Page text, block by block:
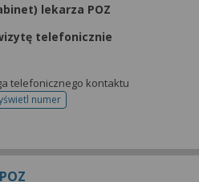
lekarza POZ
telefonicznie
telefonicznego kontaktu
numer
telefonu do rejestracji